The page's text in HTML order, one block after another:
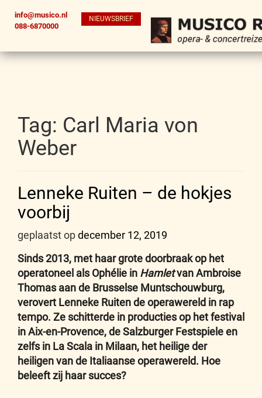
info@musico.nl
088-6870000
NIEUWSBRIEF
Tag: Carl Maria von
Weber
Lenneke Ruiten – de hokjes
voorbij
geplaatst opdecember 12, 2019
Sinds 2013, met haar grote doorbraak op het
operatoneel als Ophélie in Hamletvan Ambroise
Thomas aan de Brusselse Muntschouwburg,
verovert Lenneke Ruiten de operawereld in rap
tempo. Ze schitterde in producties op het festival
in Aix-en-Provence, de Salzburger Festspiele en
zelfs in La Scala in Milaan, het heilige der
heiligen van de Italiaanse operawereld. Hoe
beleeft zij haar succes?